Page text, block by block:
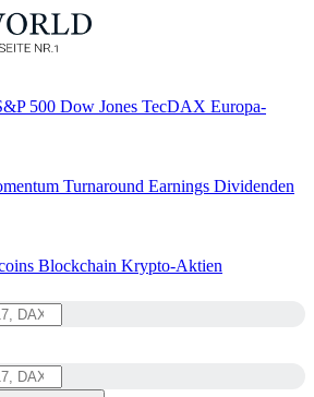
500 Dow Jones TecDAX Europa-
Turnaround Earnings Dividenden
Blockchain Krypto-Aktien